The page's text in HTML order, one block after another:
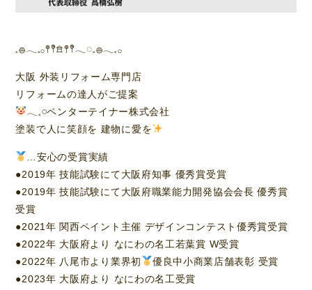
𓈒𓐍𓂃𓈒𓂂𖤣𖤥𖠿𖤣𖤥𓂃◌𓈒𓐍𓂃𓈒𓂂
大阪 外装リフォーム専門店
リフォームの達人がご提案
𓂃𓈒𓏸︎︎︎︎ペンターテイナー株式会社
塗装で人に笑顔を 建物に愛を
…安心の受賞実績
●2019年 技能試験にて大阪府知事 優秀賞受賞
●2019年 技能試験にて大阪府職業能力開発協会会長 優秀賞
受賞
●2021年 関西ペイント主催 デザインコンテスト優秀賞受賞
●2022年 大阪府より なにわの名工若葉賞 W受賞
●2022年 八尾市より業界初
優良中小商業店舗表彰 受賞
●2023年 大阪府より なにわの名工受賞